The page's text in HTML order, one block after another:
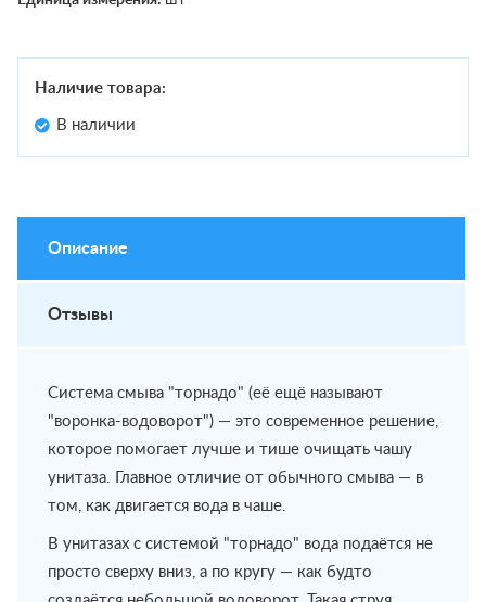
Наличие товара:
В наличии
Описание
Отзывы
Система смыва "торнадо" (её ещё называют
"воронка-водоворот") — это современное решение,
которое помогает лучше и тише очищать чашу
унитаза. Главное отличие от обычного смыва — в
том, как двигается вода в чаше.
В унитазах с системой "торнадо" вода подаётся не
просто сверху вниз, а по кругу — как будто